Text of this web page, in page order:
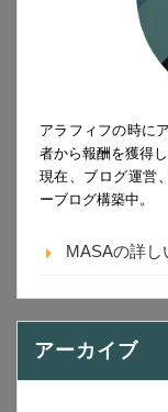
アラフィフの時に
者から報酬を獲得
現在、ブログ運営
ーブログ構築中。
MASAの詳し
アーカイブ